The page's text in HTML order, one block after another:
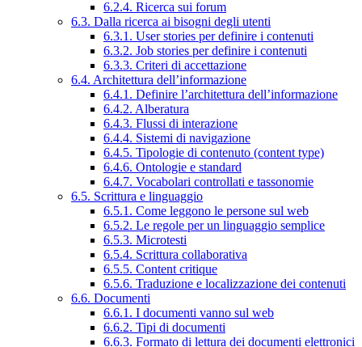
6.2.4. Ricerca sui forum
6.3. Dalla ricerca ai bisogni degli utenti
6.3.1. User stories per definire i contenuti
6.3.2. Job stories per definire i contenuti
6.3.3. Criteri di accettazione
6.4. Architettura dell’informazione
6.4.1. Definire l’architettura dell’informazione
6.4.2. Alberatura
6.4.3. Flussi di interazione
6.4.4. Sistemi di navigazione
6.4.5. Tipologie di contenuto (content type)
6.4.6. Ontologie e standard
6.4.7. Vocabolari controllati e tassonomie
6.5. Scrittura e linguaggio
6.5.1. Come leggono le persone sul web
6.5.2. Le regole per un linguaggio semplice
6.5.3. Microtesti
6.5.4. Scrittura collaborativa
6.5.5. Content critique
6.5.6. Traduzione e localizzazione dei contenuti
6.6. Documenti
6.6.1. I documenti vanno sul web
6.6.2. Tipi di documenti
6.6.3. Formato di lettura dei documenti elettronici